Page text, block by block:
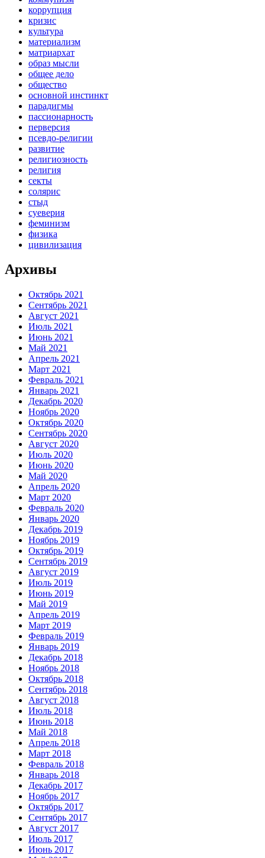
коррупция
кризис
культура
материализм
матриархат
образ мысли
общее дело
общество
основной инстинкт
парадигмы
пассионарность
перверсия
псевдо-религии
развитие
религиозность
религия
секты
солярис
стыд
суеверия
феминизм
физика
цивилизация
Архивы
Октябрь 2021
Сентябрь 2021
Август 2021
Июль 2021
Июнь 2021
Май 2021
Апрель 2021
Март 2021
Февраль 2021
Январь 2021
Декабрь 2020
Ноябрь 2020
Октябрь 2020
Сентябрь 2020
Август 2020
Июль 2020
Июнь 2020
Май 2020
Апрель 2020
Март 2020
Февраль 2020
Январь 2020
Декабрь 2019
Ноябрь 2019
Октябрь 2019
Сентябрь 2019
Август 2019
Июль 2019
Июнь 2019
Май 2019
Апрель 2019
Март 2019
Февраль 2019
Январь 2019
Декабрь 2018
Ноябрь 2018
Октябрь 2018
Сентябрь 2018
Август 2018
Июль 2018
Июнь 2018
Май 2018
Апрель 2018
Март 2018
Февраль 2018
Январь 2018
Декабрь 2017
Ноябрь 2017
Октябрь 2017
Сентябрь 2017
Август 2017
Июль 2017
Июнь 2017